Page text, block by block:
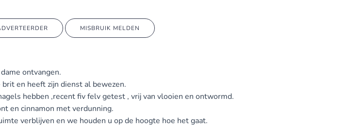
MISBRUIK MELDEN
ontvangen.
en heeft zijn dienst al bewezen.
hebben ,recent fiv felv getest , vrij van vlooien en ontwormd.
en cinnamon met verdunning.
verblijven en we houden u op de hoogte hoe het gaat.